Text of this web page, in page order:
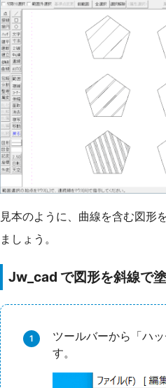
見本のように、曲線を含む図形
ましょう。
Jw_cad で図形を斜線で
ツールバーから「ハ
す。